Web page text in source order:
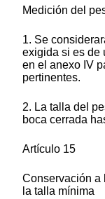
Medición del
1. Se
exigida si es de
en el anexo IV
pertinentes.
2. La talla del
boca cerrada
Artículo 15
Conservación a
la talla mínima